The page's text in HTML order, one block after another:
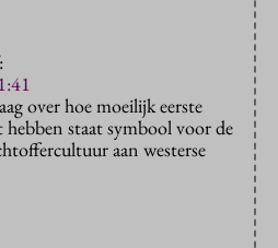
over hoe moeilijk eerste
staat symbool voor de
aan westerse